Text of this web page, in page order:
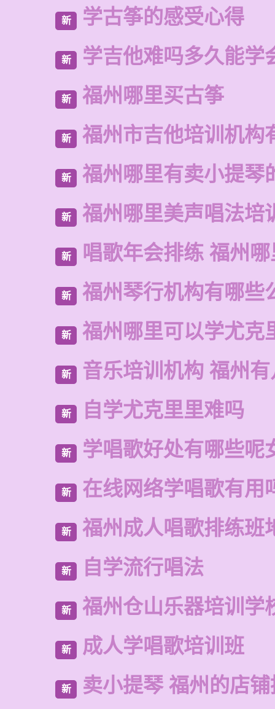
新 学古筝的感受心得
新 学吉他难吗多久能学
新 福州哪里买古筝
新 福州市吉他培训机构
新 福州哪里有卖小提琴
新 福州哪里美声唱法培
新 唱歌年会排练 福州
新 福州琴行机构有哪些
新 福州哪里可以学尤克
新 音乐培训机构 福州
新 自学尤克里里难吗
新 学唱歌好处有哪些呢
新 在线网络学唱歌有用
新 福州成人唱歌排练班
新 自学流行唱法
新 福州仓山乐器培训学
新 成人学唱歌培训班
新 卖小提琴 福州的店